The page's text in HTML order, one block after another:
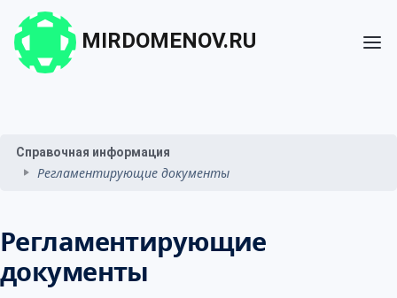
MIRDOMENOV.RU
Справочная информация
Регламентирующие документы
Регламентирующие
документы